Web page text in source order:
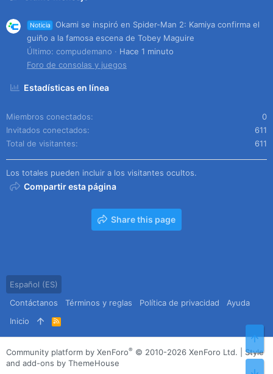
Noticia
Okami se inspiró en Spider-Man 2: Kamiya confirma el
guiño a la famosa escena de Tobey Maguire
Último: compudemano
Hace 1 minuto
Foro de consolas y juegos
Estadísticas en línea
Miembros conectados
0
Invitados conectados
611
Total de visitantes
611
Los totales pueden incluir a los visitantes ocultos.
Compartir esta página
Share this page
Español (ES)
Contáctanos
Términos y reglas Política de privacidad
Ayuda
Inicio
R
S
S
Community platform by XenForo® © 2010-2026 XenForo Ltd.
Style
and add-ons by ThemeHouse